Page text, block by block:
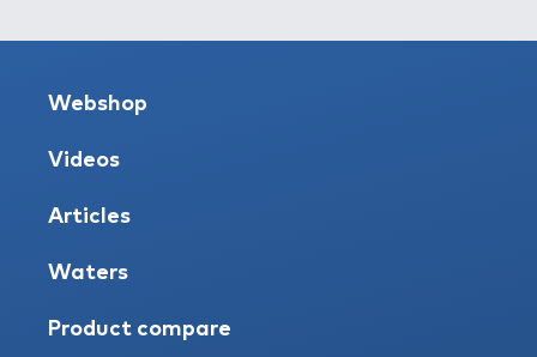
Webshop
Videos
Articles
Waters
Product compare